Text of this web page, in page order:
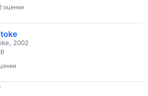
оценки
2002